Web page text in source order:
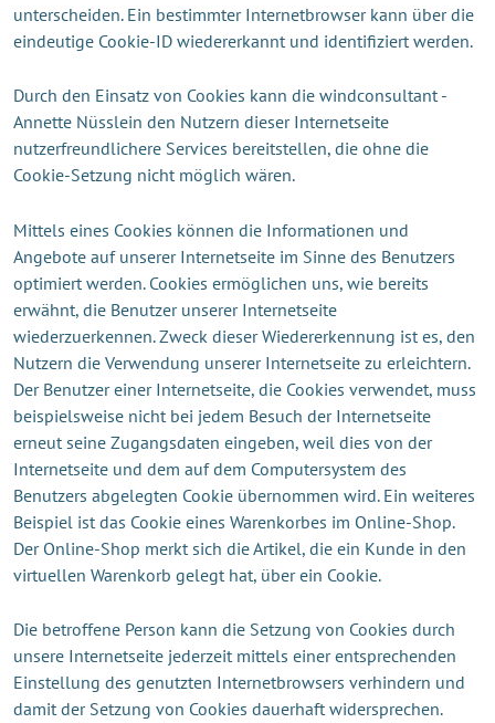
unterscheiden. Ein bestimmter Internetbrowser kann über die
eindeutige Cookie-ID wiedererkannt und identifiziert werden.
Durch den Einsatz von Cookies kann die windconsultant -
Annette Nüsslein den Nutzern dieser Internetseite
nutzerfreundlichere Services bereitstellen, die ohne die
Cookie-Setzung nicht möglich wären.
Mittels eines Cookies können die Informationen und
Angebote auf unserer Internetseite im Sinne des Benutzers
optimiert werden. Cookies ermöglichen uns, wie bereits
erwähnt, die Benutzer unserer Internetseite
wiederzuerkennen. Zweck dieser Wiedererkennung ist es, den
Nutzern die Verwendung unserer Internetseite zu erleichtern.
Der Benutzer einer Internetseite, die Cookies verwendet, muss
beispielsweise nicht bei jedem Besuch der Internetseite
erneut seine Zugangsdaten eingeben, weil dies von der
Internetseite und dem auf dem Computersystem des
Benutzers abgelegten Cookie übernommen wird. Ein weiteres
Beispiel ist das Cookie eines Warenkorbes im Online-Shop.
Der Online-Shop merkt sich die Artikel, die ein Kunde in den
virtuellen Warenkorb gelegt hat, über ein Cookie.
Die betroffene Person kann die Setzung von Cookies durch
unsere Internetseite jederzeit mittels einer entsprechenden
Einstellung des genutzten Internetbrowsers verhindern und
damit der Setzung von Cookies dauerhaft widersprechen.